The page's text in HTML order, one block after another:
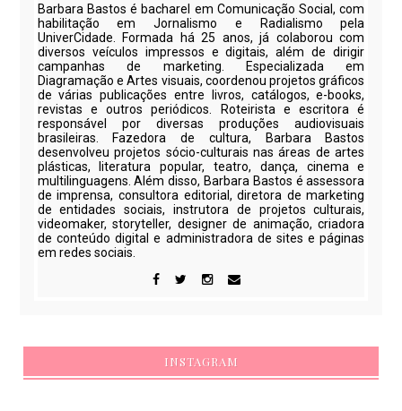
Barbara Bastos é bacharel em Comunicação Social, com
habilitação em Jornalismo e Radialismo pela
UniverCidade. Formada há 25 anos, já colaborou com
diversos veículos impressos e digitais, além de dirigir
campanhas de marketing. Especializada em
Diagramação e Artes visuais, coordenou projetos gráficos
de várias publicações entre livros, catálogos, e-books,
revistas e outros periódicos. Roteirista e escritora é
responsável por diversas produções audiovisuais
brasileiras. Fazedora de cultura, Barbara Bastos
desenvolveu projetos sócio-culturais nas áreas de artes
plásticas, literatura popular, teatro, dança, cinema e
multilinguagens. Além disso, Barbara Bastos é assessora
de imprensa, consultora editorial, diretora de marketing
de entidades sociais, instrutora de projetos culturais,
videomaker, storyteller, designer de animação, criadora
de conteúdo digital e administradora de sites e páginas
em redes sociais.
INSTAGRAM